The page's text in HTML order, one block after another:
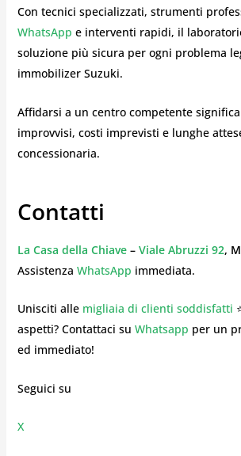
Con tecnici specializzati, strumenti
WhatsApp e interventi rapidi, il
soluzione più sicura per ogni problema
immobilizer Suzuki.
Affidarsi a un centro competente
improvvisi, costi imprevisti e lunghe
concessionaria.
Contatti
La Casa della Chiave– Viale Abruzzi 92,
Assistenza WhatsApp immediata.
Unisciti alle migliaia di clienti soddisfatti
aspetti? Contattaci su Whatsapp per un
ed immediato!
Seguici su
X